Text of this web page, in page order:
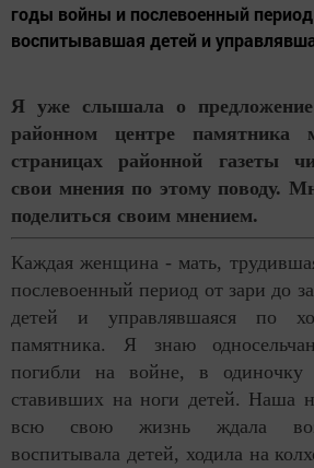
годы войны и послевоенный
воспитывавшая детей и
Я уже слышала о
районном центре
страницах районной газеты
свои мнения по этому поводу.
поделиться своим мнением.
Каждая женщина - мать,
послевоенный период от зари до
детей и управлявшаяся по
памятника. Я знаю
погибли на войне, в одиночку
ставивших на ноги детей. Наша
всю свою жизнь ждала
воспитывала детей, ходила на